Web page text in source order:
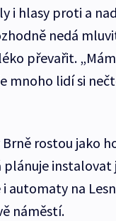
i hlasy proti a
nedá
převařit.
mnoho lidí si
rostou jako
instalovat
automaty na
náměstí.